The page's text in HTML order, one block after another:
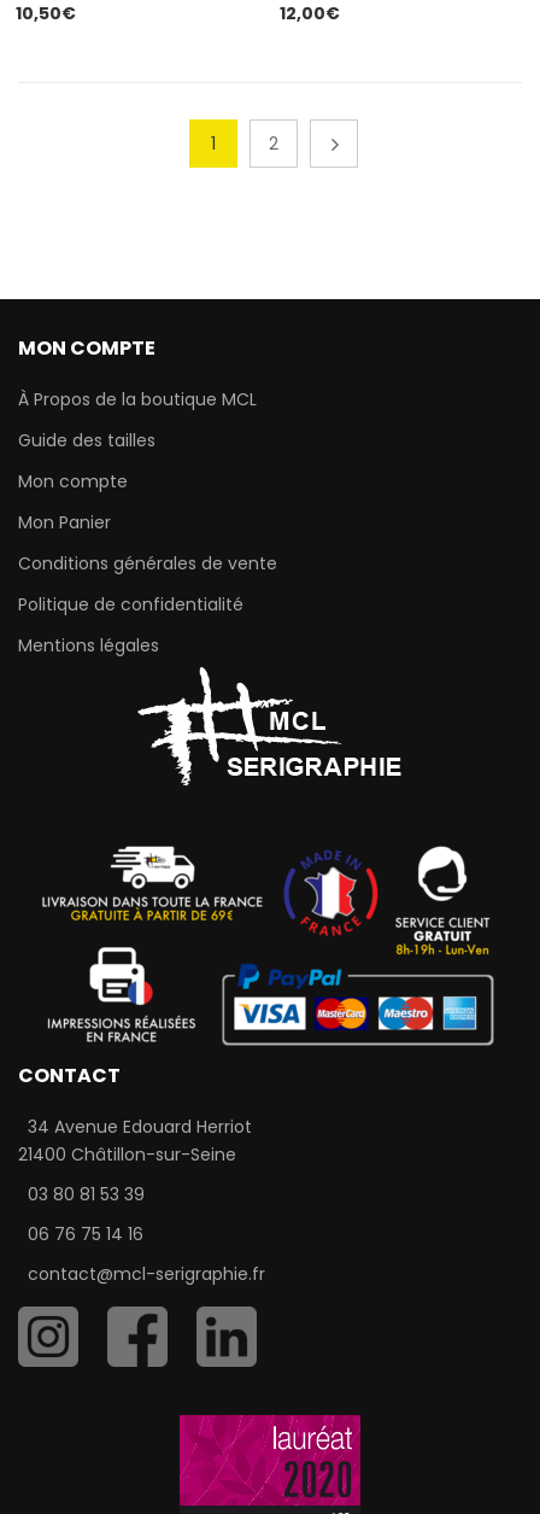
10,50€ 12,00€
1 2
MON COMPTE
À Propos de la boutique MCL
Guide des tailles
Mon compte
Mon Panier
Conditions générales de vente
Politique de confidentialité
Mentions légales
CONTACT
34 Avenue Edouard Herriot
21400 Châtillon-sur-Seine
03 80 81 53 39
06 76 75 14 16
contact@mcl-serigraphie.fr